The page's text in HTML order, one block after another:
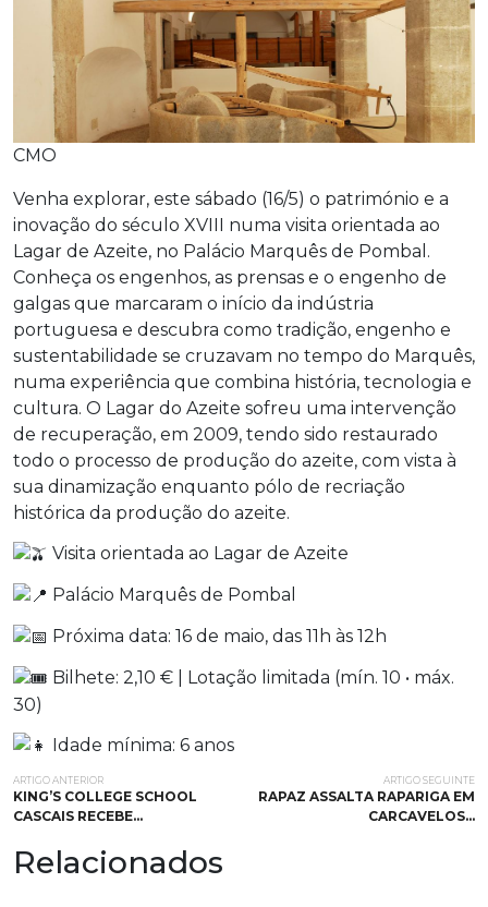
CMO
Venha explorar, este sábado (16/5) o património e a
inovação do século XVIII numa visita orientada ao
Lagar de Azeite, no Palácio Marquês de Pombal.
Conheça os engenhos, as prensas e o engenho de
galgas que marcaram o início da indústria
portuguesa e descubra como tradição, engenho e
sustentabilidade se cruzavam no tempo do Marquês,
numa experiência que combina história, tecnologia e
cultura.⁠ O Lagar do Azeite sofreu uma intervenção
de recuperação, em 2009, tendo sido restaurado
todo o processo de produção do azeite, com vista à
sua dinamização enquanto pólo de recriação
histórica da produção do azeite.
Visita orientada ao Lagar de Azeite⁠
Palácio Marquês de Pombal⁠
Próxima data: 16 de maio, das 11h às 12h⁠
Bilhete: 2,10 € | Lotação limitada (mín. 10 • máx.
30)⁠
Idade mínima: 6 anos⁠
ARTIGO ANTERIOR
KING’S COLLEGE SCHOOL
CASCAIS RECEBE…
ARTIGO SEGUINTE
RAPAZ ASSALTA RAPARIGA EM
CARCAVELOS…
Relacionados